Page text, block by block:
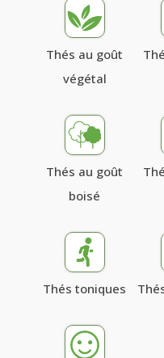
Qui
sommes-
nous
?
Thés au goût
végétal
Thés au goût
boisé
Thés toniques